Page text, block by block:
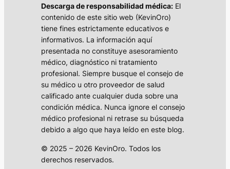
Descarga de responsabilidad médica: El
contenido de este sitio web (KevinOro)
tiene fines estrictamente educativos e
informativos. La información aquí
presentada no constituye asesoramiento
médico, diagnóstico ni tratamiento
profesional. Siempre busque el consejo de
su médico u otro proveedor de salud
calificado ante cualquier duda sobre una
condición médica. Nunca ignore el consejo
médico profesional ni retrase su búsqueda
debido a algo que haya leído en este blog.
© 2025 – 2026 KevinOro. Todos los
derechos reservados.